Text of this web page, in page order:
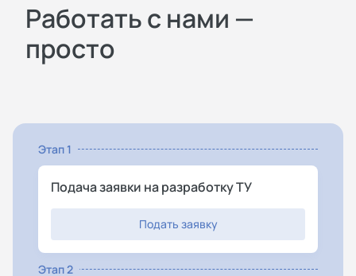
Работать с нами —
просто
Этап 1
Подача заявки на разработку ТУ
Подать заявку
Этап 2